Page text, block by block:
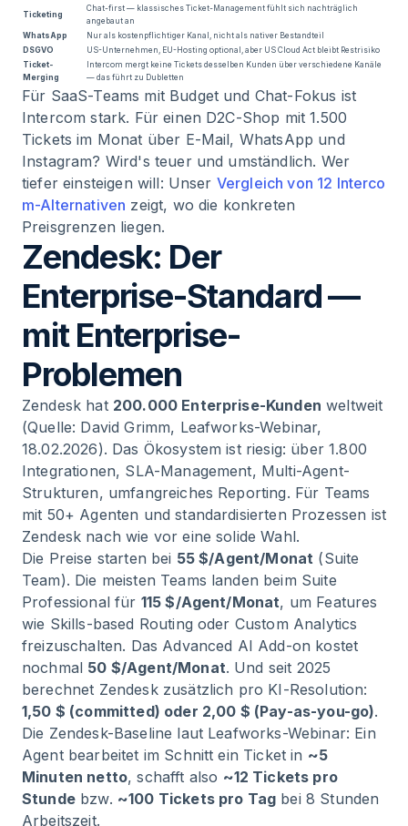
Ticketing
Chat-first — klassisches Ticket-Management fühlt sich nachträglich
angebaut an
WhatsApp
Nur als kostenpflichtiger Kanal, nicht als nativer Bestandteil
DSGVO
US-Unternehmen, EU-Hosting optional, aber US Cloud Act bleibt Restrisiko
Ticket-
Merging
Intercom mergt keine Tickets desselben Kunden über verschiedene Kanäle
— das führt zu Dubletten
Für SaaS-Teams mit Budget und Chat-Fokus ist
Intercom stark. Für einen D2C-Shop mit 1.500
Tickets im Monat über E-Mail, WhatsApp und
Instagram? Wird's teuer und umständlich. Wer
tiefer einsteigen will: Unser Vergleich von 12 Interco
m-Alternativen zeigt, wo die konkreten
Preisgrenzen liegen.
Zendesk: Der
Enterprise-Standard —
mit Enterprise-
Problemen
Zendesk hat 200.000 Enterprise-Kunden weltweit
(Quelle: David Grimm, Leafworks-Webinar,
18.02.2026). Das Ökosystem ist riesig: über 1.800
Integrationen, SLA-Management, Multi-Agent-
Strukturen, umfangreiches Reporting. Für Teams
mit 50+ Agenten und standardisierten Prozessen ist
Zendesk nach wie vor eine solide Wahl.
Die Preise starten bei 55 $/Agent/Monat (Suite
Team). Die meisten Teams landen beim Suite
Professional für 115 $/Agent/Monat, um Features
wie Skills-based Routing oder Custom Analytics
freizuschalten. Das Advanced AI Add-on kostet
nochmal 50 $/Agent/Monat. Und seit 2025
berechnet Zendesk zusätzlich pro KI-Resolution:
1,50 $ (committed) oder 2,00 $ (Pay-as-you-go).
Die Zendesk-Baseline laut Leafworks-Webinar: Ein
Agent bearbeitet im Schnitt ein Ticket in ~5
Minuten netto, schafft also ~12 Tickets pro
Stundebzw. ~100 Tickets pro Tag bei 8 Stunden
Arbeitszeit.